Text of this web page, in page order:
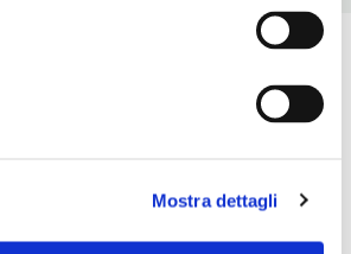
Mostra dettagli